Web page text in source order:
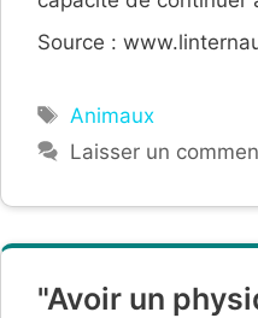
Source :
Étiquettes
Animaux
Laisser un
"Avoir un